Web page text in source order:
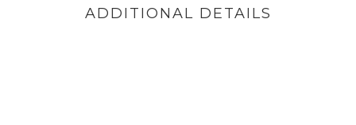
ADDITIONAL DETAILS